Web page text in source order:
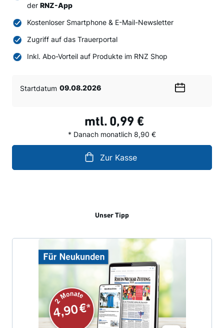
der RNZ-App
Kostenloser Smartphone & E-Mail-Newsletter
Zugriff auf das Trauerportal
Inkl. Abo-Vorteil auf Produkte im RNZ Shop
Startdatum
mtl. 0,99 €
* Danach monatlich 8,90 €
Zur Kasse
Unser Tipp